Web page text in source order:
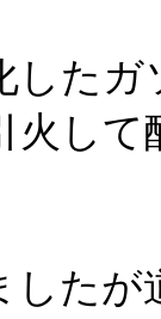
たガ
火し
たが